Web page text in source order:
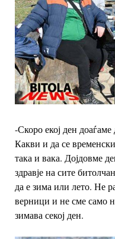
-Скоро екој ден
Какви и да се
така и вака. Дојдовме
здравје на сите
да е зима или лето. Не
верници и не сме само
зимава секој ден.